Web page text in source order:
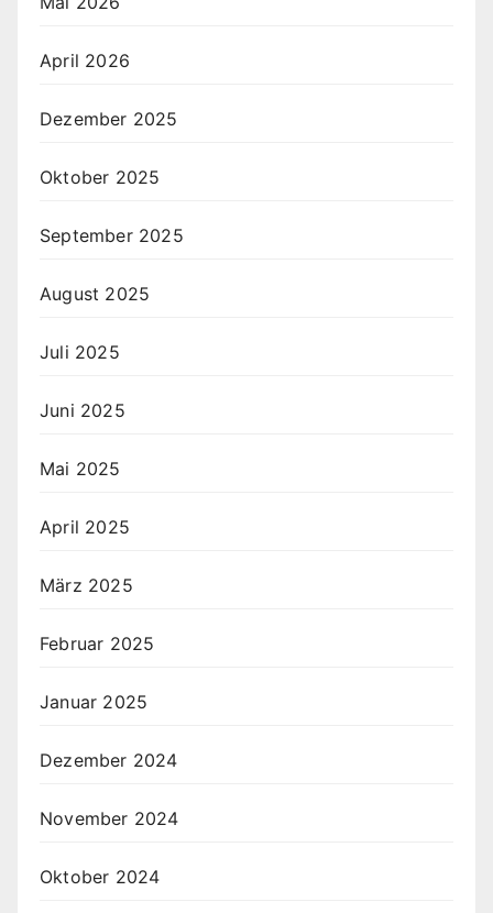
April 2026
Dezember 2025
Oktober 2025
September 2025
August 2025
Juli 2025
Juni 2025
Mai 2025
April 2025
März 2025
Februar 2025
Januar 2025
Dezember 2024
November 2024
Oktober 2024